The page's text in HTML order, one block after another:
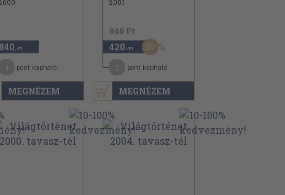
MEGNÉZEM
840 ,-Ft
pont kapható
MEGNÉZEM
2001
840 Ft
420 ,-Ft 50
pont kapható